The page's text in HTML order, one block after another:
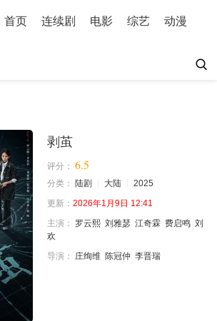
首页 连续剧 电影 综艺 动漫
剥茧
评分： 6.5
分类： 陆剧 大陆
2025
更新： 2026年1月9日 12:41
主演：
罗云熙 刘雅瑟 江奇霖 费启鸣 刘
欢
导演：
庄绚维 陈冠仲 李晋瑞